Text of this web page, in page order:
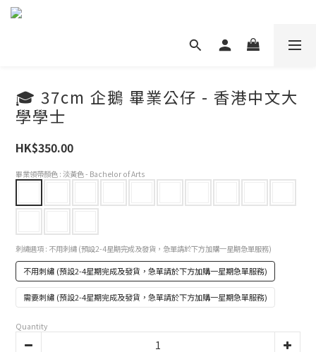
🎓 37cm 企鵝 畢業公仔 - 香港中文大
學學士
HK$350.00
畢業領帶顏色 : 淡黃色 - Bachelor of Arts
刺繡選項 : 不用刺繡 (預設2-4星期完成及發貨，急單請於下方加購一星期急單服務)
不用刺繡 (預設2-4星期完成及發貨，急單請於下方加購一星期急單服務)
需要刺繡 (預設2-4星期完成及發貨，急單請於下方加購一星期急單服務)
Quantity